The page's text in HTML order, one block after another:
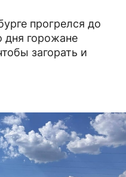
прогрелся до
дня горожане
загорать и